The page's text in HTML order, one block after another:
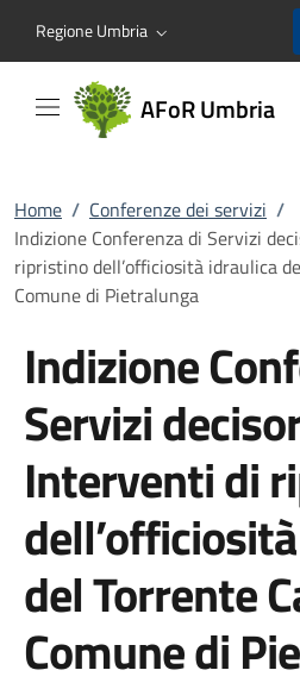
AFoR Umbria
Regione Umbria
AFoR Umbria
Home / Conferenze dei servizi /
Indizione Conferenza di Servizi
ripristino dell’officiosità idraulica
Comune di Pietralunga
Indizione
Servizi
Interventi di
del Torrente
Comune di